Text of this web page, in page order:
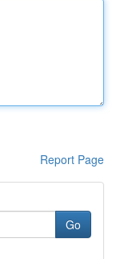
Report Page
Go